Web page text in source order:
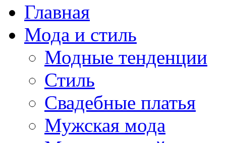
Главная
Мода и стиль
Модные тенденции
Стиль
Свадебные платья
Мужская мода